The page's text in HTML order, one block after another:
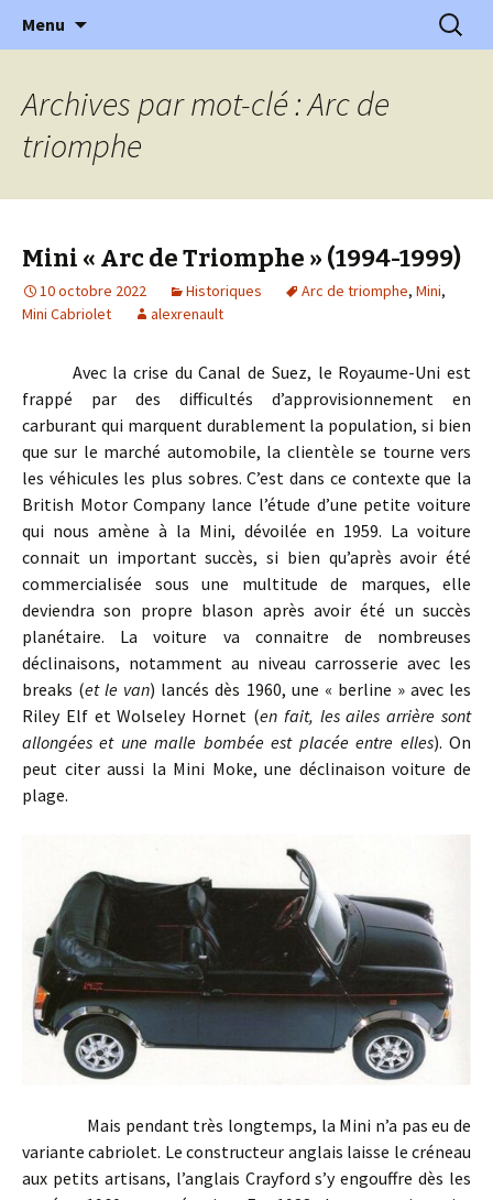
l'Automobile Ancienne
l'automobile ancienne : articles, historiques
…
Menu
Archives par mot-clé : Arc de
triomphe
Mini « Arc de Triomphe » (1994-1999)
10 octobre 2022 Historiques Arc de triomphe, Mini,
Mini Cabriolet
alexrenault
Avec la crise du Canal de Suez, le Royaume-Uni est
frappé par des difficultés d’approvisionnement en
carburant qui marquent durablement la population, si bien
que sur le marché automobile, la clientèle se tourne vers
les véhicules les plus sobres. C’est dans ce contexte que la
British Motor Company lance l’étude d’une petite voiture
qui nous amène à la Mini, dévoilée en 1959. La voiture
connait un important succès, si bien qu’après avoir été
commercialisée sous une multitude de marques, elle
deviendra son propre blason après avoir été un succès
planétaire. La voiture va connaitre de nombreuses
déclinaisons, notamment au niveau carrosserie avec les
breaks (et le van) lancés dès 1960, une « berline » avec les
Riley Elf et Wolseley Hornet (en fait, les ailes arrière sont
allongées et une malle bombée est placée entre elles). On
peut citer aussi la Mini Moke, une déclinaison voiture de
plage.
Mais pendant très longtemps, la Mini n’a pas eu de
variante cabriolet. Le constructeur anglais laisse le créneau
aux petits artisans, l’anglais Crayford s’y engouffre dès les